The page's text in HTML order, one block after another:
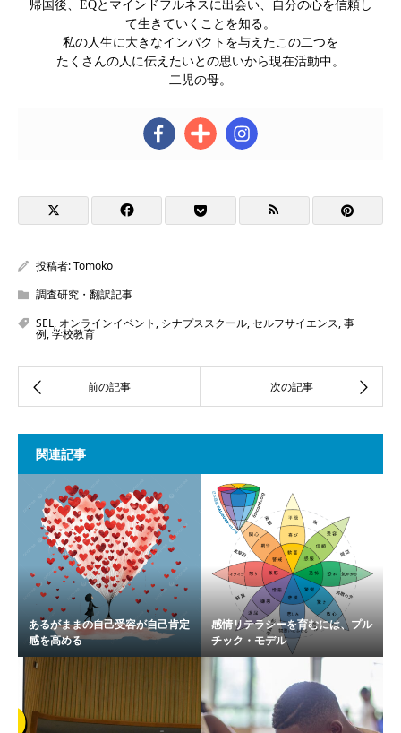
帰国後、EQとマインドフルネスに出会い、自分の心を信頼し
て生きていくことを知る。
私の人生に大きなインパクトを与えたこの二つを
たくさんの人に伝えたいとの思いから現在活動中。
二児の母。
投稿者:Tomoko
調査研究・翻訳記事
SEL, オンラインイベント , シナプススクール,セルフサイエンス,事
例,学校教育
関連記事
あるがままの自己受容が自己肯定
感を高める
感情リテラシーを育むには、プル
チック・モデル